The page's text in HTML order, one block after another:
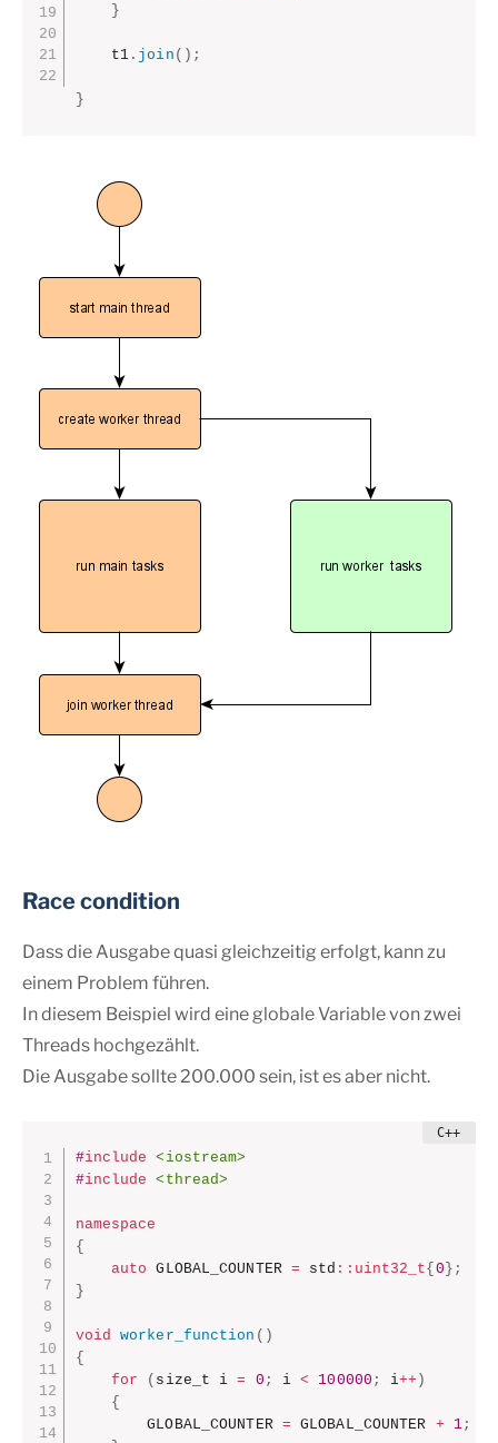
}
    t1
. join ( ) ;
}
Race condition
Dass die Ausgabe quasi gleichzeitig erfolgt, kann zu
einem Problem führen.
In diesem Beispiel wird eine globale Variable von zwei
Threads hochgezählt.
Die Ausgabe sollte 200.000 sein, ist es aber nicht.
#include
<iostream>
#include <thread>
namespace
{
auto GLOBAL_COUNTER = std :: uint32_t{ 0 } ;
}
void worker_function ( )
{
for
( size_t i = 0 ; i < 100000 ; i++ )
{
        GLOBAL_COUNTER
= GLOBAL_COUNTER + 1;